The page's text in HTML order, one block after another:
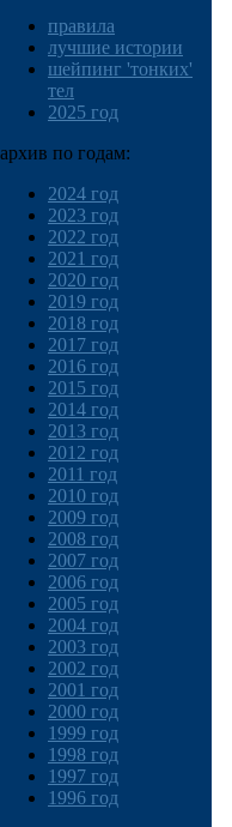
правила
лучшие истории
шейпинг 'тонких'
тел
2025 год
архив по годам:
2024 год
2023 год
2022 год
2021 год
2020 год
2019 год
2018 год
2017 год
2016 год
2015 год
2014 год
2013 год
2012 год
2011 год
2010 год
2009 год
2008 год
2007 год
2006 год
2005 год
2004 год
2003 год
2002 год
2001 год
2000 год
1999 год
1998 год
1997 год
1996 год